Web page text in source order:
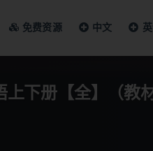
免费资源 中文
上下册【全】（教